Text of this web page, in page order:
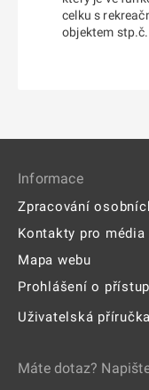
celku s
objektem
Informace
Zpracování
Kontakty pro média
Mapa webu
Prohlášení o
Uživatelská příručka
Máte dotaz?